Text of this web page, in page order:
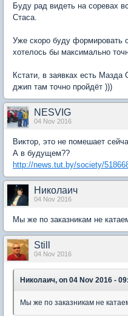
Буду рад видеть на соревах
Стаса.
Уже скоро буду формировать
хотелось бы максимально
Кстати, в заявках есть
джип там точно пройдёт )))
NESVIG
04 Nov 2016
Виктор, это не помешает
А в будущем??
http://news.tut.by/society/
Николаич
04 Nov 2016
Мы же по заказникам не
Still
04 Nov 2016
Николаич, on 04 Nov 2016 -
Мы же по заказникам не